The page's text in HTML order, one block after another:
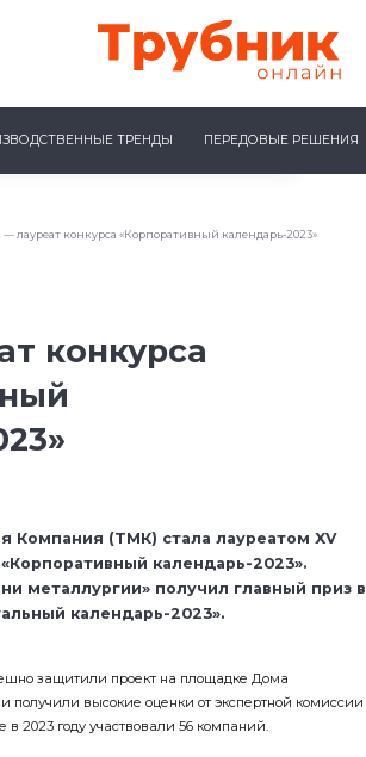
ТРЕНДЫ ПЕРЕДОВЫЕ РЕШЕНИЯ
лауреат конкурса «Корпоративный календарь-2023»
конкурса
Компания (ТМК) стала лауреатом XV
календарь-2023».
металлургии» получил главный приз в
календарь-2023».
защитили проект на площадке Дома
получили высокие оценки от экспертной комиссии
2023 году участвовали 56 компаний.